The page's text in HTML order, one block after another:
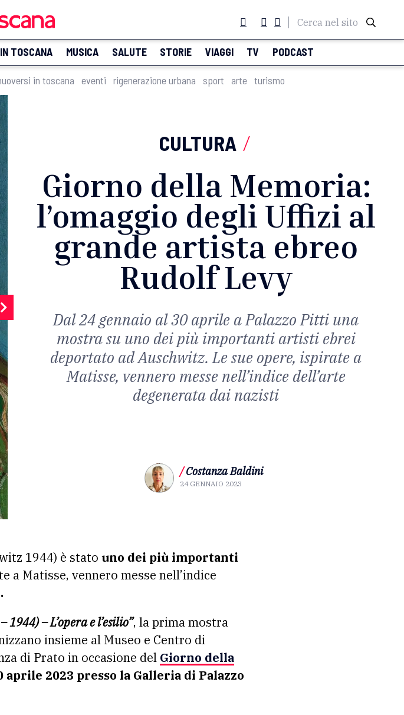
Cerca nel sito
TOSCANA MUSICA SALUTE STORIE VIAGGI TV PODCAST
in toscana eventi rigenerazione urbana sport arte turismo
CULTURA /
Giorno della Memoria:
l’omaggio degli Uffizi al
grande artista ebreo
Rudolf Levy
Dal 24 gennaio al 30 aprile a Palazzo Pitti una
mostra su uno dei più importanti artisti ebrei
deportato ad Auschwitz. Le sue opere, ispirate a
Matisse, vennero messe nell’indice dell’arte
degenerata dai nazisti
/ Costanza Baldini
24 GENNAIO 2023
1944) è stato uno dei più importanti
a Matisse, vennero messe nell’indice
1944) – L’opera e l’esilio”, la prima mostra
insieme al Museo e Centro di
di Prato in occasione del Giorno della
aprile 2023 presso la Galleria di Palazzo